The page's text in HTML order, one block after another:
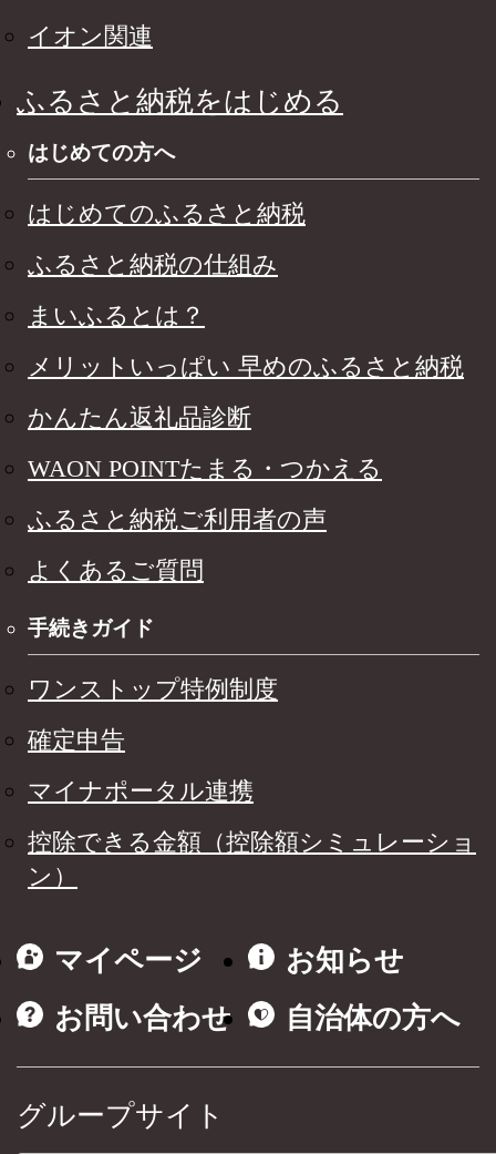
イオン関連
ふるさと納税をはじめる
はじめての方へ
はじめてのふるさと納税
ふるさと納税の仕組み
まいふるとは？
メリットいっぱい 早めのふるさと納税
かんたん返礼品診断
WAON POINTたまる・つかえる
ふるさと納税ご利用者の声
よくあるご質問
手続きガイド
ワンストップ特例制度
確定申告
マイナポータル連携
控除できる金額（控除額シミュレーショ
ン）
マイページ
お知らせ
お問い合わせ
自治体の方へ
グループサイト